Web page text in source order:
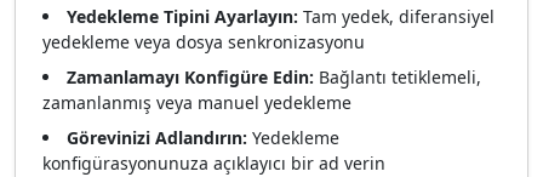
Yedekleme Tipini Ayarlayın: Tam yedek, diferansiyel
yedekleme veya dosya senkronizasyonu
Zamanlamayı Konfigüre Edin: Bağlantı tetiklemeli,
zamanlanmış veya manuel yedekleme
Görevinizi Adlandırın: Yedekleme
konfigürasyonunuza açıklayıcı bir ad verin